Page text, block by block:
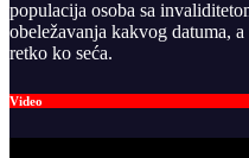
populacija osoba sa
obeležavanja kakvog datuma,
retko ko seća.
Video